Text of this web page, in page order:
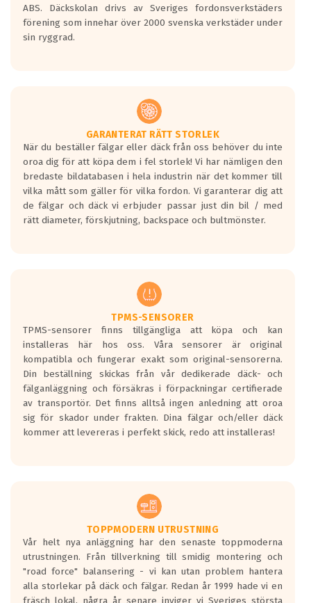
ABS. Däckskolan drivs av Sveriges fordonsverkstäders
förening som innehar över 2000 svenska verkstäder under
sin ryggrad.
GARANTERAT RÄTT STORLEK
När du beställer fälgar eller däck från oss behöver du inte
oroa dig för att köpa dem i fel storlek! Vi har nämligen den
bredaste bildatabasen i hela industrin när det kommer till
vilka mått som gäller för vilka fordon. Vi garanterar dig att
de fälgar och däck vi erbjuder passar just din bil / med
rätt diameter, förskjutning, backspace och bultmönster.
TPMS-SENSORER
TPMS-sensorer finns tillgängliga att köpa och kan
installeras här hos oss. Våra sensorer är original
kompatibla och fungerar exakt som original-sensorerna.
Din beställning skickas från vår dedikerade däck- och
fälganläggning och försäkras i förpackningar certifierade
av transportör. Det finns alltså ingen anledning att oroa
sig för skador under frakten. Dina fälgar och/eller däck
kommer att levereras i perfekt skick, redo att installeras!
TOPPMODERN UTRUSTNING
Vår helt nya anläggning har den senaste toppmoderna
utrustningen. Från tillverkning till smidig montering och
"road force" balansering - vi kan utan problem hantera
alla storlekar på däck och fälgar. Redan år 1999 hade vi en
fräsch lokal, några år senare inviger vi Sveriges största